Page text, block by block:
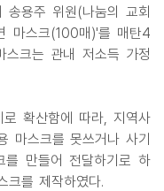
송용주 위원(나눔의 교회
마스크(100매)'를 매탄4
스크는 관내 저소득 가정
로 확산함에 따라, 지역사
마스크를 못쓰거나 사기
를 만들어 전달하기로 하
크를 제작하였다.